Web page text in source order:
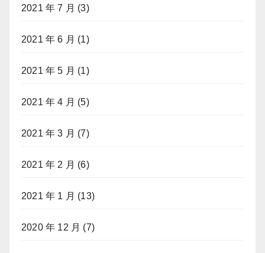
2021 年 7 月 (3)
2021 年 6 月 (1)
2021 年 5 月 (1)
2021 年 4 月 (5)
2021 年 3 月 (7)
2021 年 2 月 (6)
2021 年 1 月 (13)
2020 年 12 月 (7)